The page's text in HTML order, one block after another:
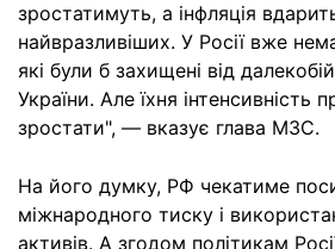
зростатимуть, а інфляція
найвразливіших. У Росії вже
які були б захищені від
України. Але їхня інтенсивність
зростати", — вказує глава МЗС.
На його думку, РФ чекатиме
міжнародного тиску і
активів. А згодом політикам